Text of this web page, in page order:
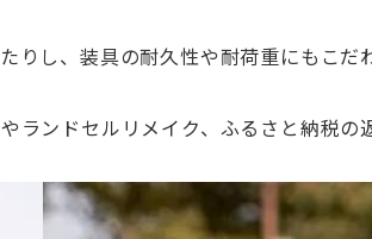
りし、 装具の耐久性や耐荷重にもこだ
ランドセルリメイク、 ふるさと納税の